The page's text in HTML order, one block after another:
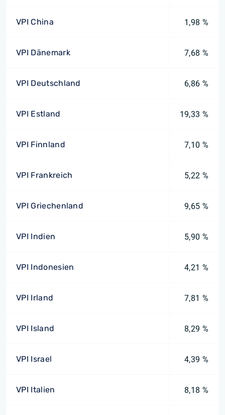
VPI China 1,98 %
VPI Dänemark 7,68 %
VPI Deutschland 6,86 %
VPI Estland 19,33 %
VPI Finnland 7,10 %
VPI Frankreich 5,22 %
VPI Griechenland 9,65 %
VPI Indien 5,90 %
VPI Indonesien 4,21 %
VPI Irland 7,81 %
VPI Island 8,29 %
VPI Israel 4,39 %
VPI Italien 8,18 %